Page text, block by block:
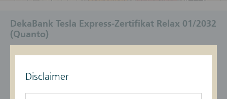
Disclaimer
DekaBank Tesla Express-Zertifikat Relax 01/2032
(Quanto)
DE000DK1G1X0
Stand vom 07.08.2026, 14:57 Uhr